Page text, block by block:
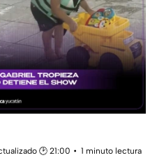
🕑 21:00
1 minuto lectura